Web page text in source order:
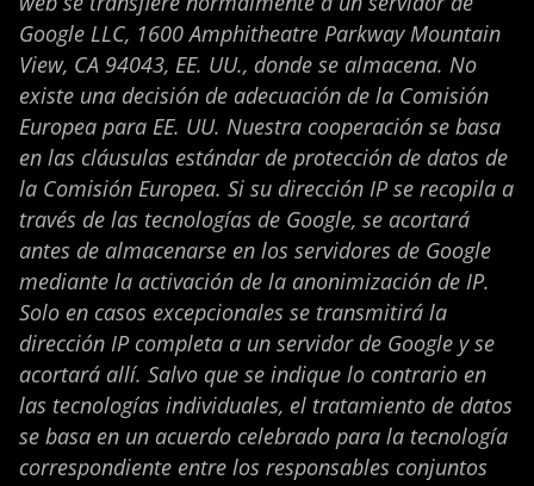
Google LLC, 1600 Amphitheatre Parkway Mountain
View, CA 94043, EE. UU., donde se almacena. No
existe una decisión de adecuación de la Comisión
Europea para EE. UU. Nuestra cooperación se basa
en las cláusulas estándar de protección de datos de
la Comisión Europea. Si su dirección IP se recopila a
través de las tecnologías de Google, se acortará
antes de almacenarse en los servidores de Google
mediante la activación de la anonimización de IP.
Solo en casos excepcionales se transmitirá la
dirección IP completa a un servidor de Google y se
acortará allí. Salvo que se indique lo contrario en
las tecnologías individuales, el tratamiento de datos
se basa en un acuerdo celebrado para la tecnología
correspondiente entre los responsables conjuntos